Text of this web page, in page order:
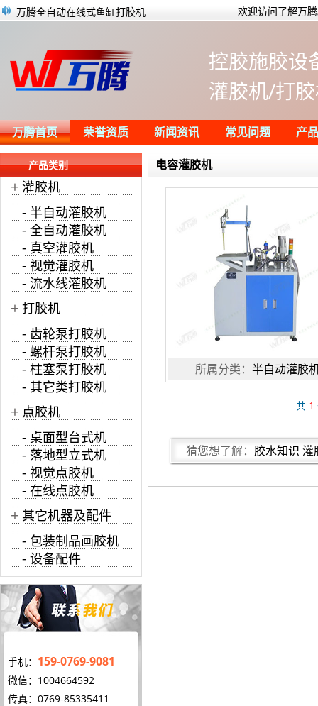
万腾全自动在线式鱼缸打胶机
什么是结构胶？结构胶和耐候胶有什么区别
书形盒定位点胶划胶机流水线式生产作业
快速灌封胶的作用以及使用时的注意事项
耐高温金属胶水该如何正确使用？
欢迎访问了解万
控胶施胶设
灌胶机/打
万腾首页 荣誉资质 新闻资讯 常见问题 产
电容灌胶机
所属分类： 半自动灌胶
共 1
猜您想了解： 胶水知识 灌
产品类别
+ 灌胶机
- 半自动灌胶机
- 全自动灌胶机
- 真空灌胶机
- 视觉灌胶机
- 流水线灌胶机
+ 打胶机
- 齿轮泵打胶机
- 螺杆泵打胶机
- 柱塞泵打胶机
- 其它类打胶机
+ 点胶机
- 桌面型台式机
- 落地型立式机
- 视觉点胶机
- 在线点胶机
+ 其它机器及配件
- 包装制品画胶机
- 设备配件
手机： 159-0769-9081
微信：1004664592
传真：0769-85335411